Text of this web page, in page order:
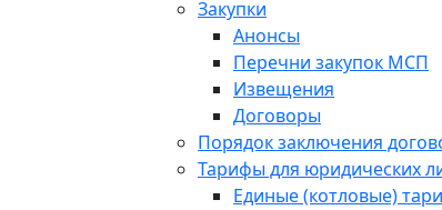
Закупки
Анонсы
Перечни закупок МСП
Извещения
Договоры
Порядок заключения
Тарифы для юридических
Единые (котловые)